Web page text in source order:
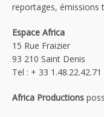
reportages, émissions
Espace Africa
15 Rue Fraizier
93 210 Saint Denis
Tel : + 33 1.48.22.42.71
Africa Productions